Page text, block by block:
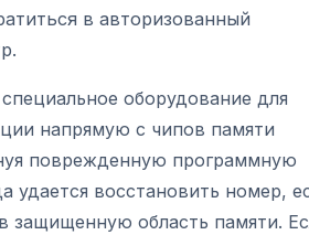
в авторизованный
оборудование для
напрямую с чипов памяти
поврежденную программную
удается восстановить номер,
защищенную область памяти.